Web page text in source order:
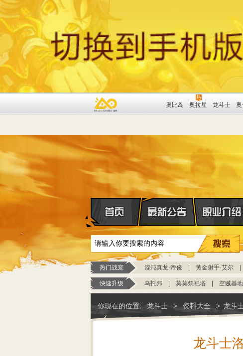
奥比岛 奥拉星 龙斗士
热门战宠 混沌真龙·帝俊 黄金射手·艾尔
快速升级 乌托邦 莫莫祭祀塔 空贼基地
你现在的位置: 龙斗士 > 资料大全 > 龙斗
龙斗士